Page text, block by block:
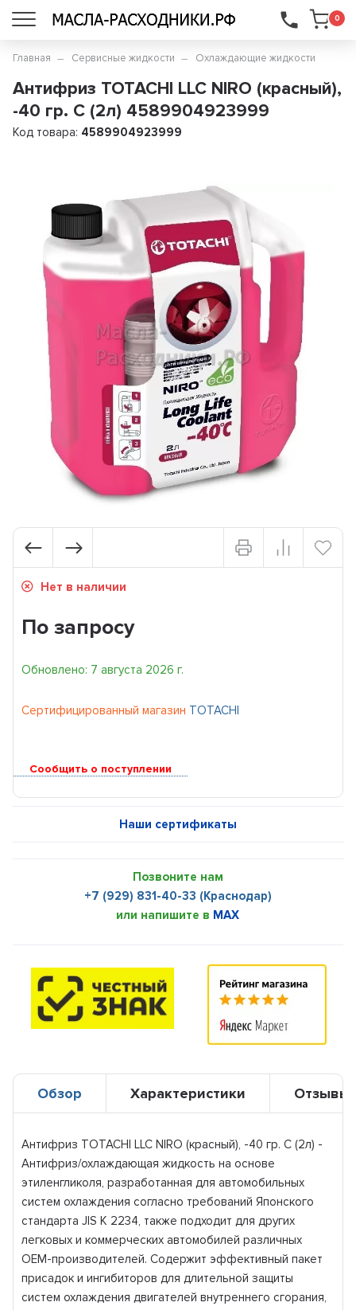
0
...
Главная Сервисные жидкости Охлаждающие жидкости
Антифриз TOTACHI LLC NIRO (красный),
-40 гр. С (2л) 4589904923999
Код товара: 4589904923999
Нет в наличии
По запросу
Обновлено: 7 августа 2026 г.
Сертифицированный магазин TOTACHI
Сообщить о поступлении
Наши сертификаты
Позвоните нам
+7 (929) 831-40-33 (Краснодар)
или напишите в MAX
Обзор Характеристики Отзывы
Антифриз TOTACHI LLC NIRO (красный), -40 гр. С (2л) -
Антифриз/охлаждающая жидкость на основе
этиленгликоля, разработанная для автомобильных
систем охлаждения согласно требований Японского
стандарта JIS K 2234, также подходит для других
легковых и коммерческих автомобилей различных
ОЕМ-производителей. Содержит эффективный пакет
присадок и ингибиторов для длительной защиты
систем охлаждения двигателей внутреннего сгорания,